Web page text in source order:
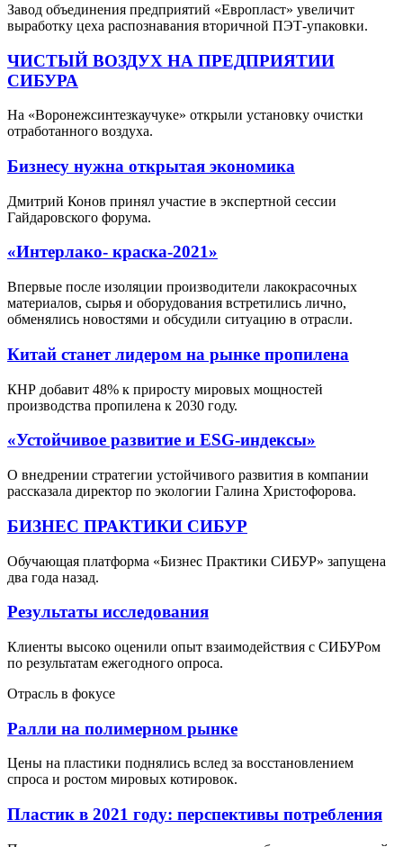
Завод объединения предприятий «Европласт» увеличит
выработку цеха распознавания вторичной ПЭТ-упаковки.
ЧИСТЫЙ ВОЗДУХ НА ПРЕДПРИЯТИИ
СИБУРА
На «Воронежсинтезкаучуке» открыли установку очистки
отработанного воздуха.
Бизнесу нужна открытая экономика
Дмитрий Конов принял участие в экспертной сессии
Гайдаровского форума.
«Интерлако- краска-2021»
Впервые после изоляции производители лакокрасочных
материалов, сырья и оборудования встретились лично,
обменялись новостями и обсудили ситуацию в отрасли.
Китай станет лидером на рынке пропилена
КНР добавит 48% к приросту мировых мощностей
производства пропилена к 2030 году.
«Устойчивое развитие и ESG-индексы»
О внедрении стратегии устойчивого развития в компании
рассказала директор по экологии Галина Христофорова.
БИЗНЕС ПРАКТИКИ СИБУР
Обучающая платформа «Бизнес Практики СИБУР» запущена
два года назад.
Результаты исследования
Клиенты высоко оценили опыт взаимодействия с СИБУРом
по результатам ежегодного опроса.
Отрасль в фокусе
Ралли на полимерном рынке
Цены на пластики поднялись вслед за восстановлением
спроса и ростом мировых котировок.
Пластик в 2021 году: перспективы потребления